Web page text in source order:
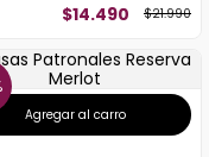
$14.490 $21.990
Agregar al carro